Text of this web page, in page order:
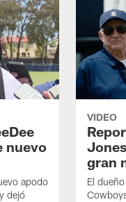
nuevo
apodo
dejó
VIDEO
gran
El